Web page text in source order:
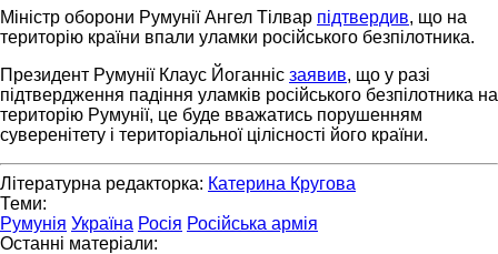
Міністр оборони Румунії Ангел Тілвар підтвердив, що на
територію країни впали уламки російського безпілотника.
Президент Румунії Клаус Йоганніс заявив, що у разі
підтвердження падіння уламків російського безпілотника на
територію Румунії, це буде вважатись порушенням
суверенітету і територіальної цілісності його країни.
Літературна редакторка: Катерина Кругова
Теми:
Румунія Україна Росія Російська армія
Останні матеріали: